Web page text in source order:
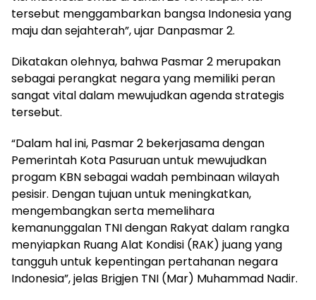
tersebut menggambarkan bangsa Indonesia yang
maju dan sejahterah”, ujar Danpasmar 2.
Dikatakan olehnya, bahwa Pasmar 2 merupakan
sebagai perangkat negara yang memiliki peran
sangat vital dalam mewujudkan agenda strategis
tersebut.
“Dalam hal ini, Pasmar 2 bekerjasama dengan
Pemerintah Kota Pasuruan untuk mewujudkan
progam KBN sebagai wadah pembinaan wilayah
pesisir. Dengan tujuan untuk meningkatkan,
mengembangkan serta memelihara
kemanunggalan TNI dengan Rakyat dalam rangka
menyiapkan Ruang Alat Kondisi (RAK) juang yang
tangguh untuk kepentingan pertahanan negara
Indonesia”, jelas Brigjen TNI (Mar) Muhammad Nadir.